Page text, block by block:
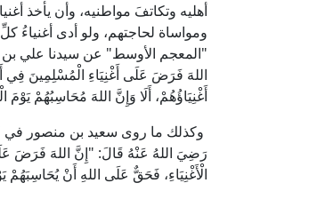
أهليه وتكاتفَ مواطنيه، وأن يأخذ
ومواساة لحاجتهم، ولو أدى أغنياءُ
"المعجم الأوسط" عن سيدنا علي
اللهَ فَرَضَ عَلَى أَغْنِيَاءِ الْمُسْلِمِينَ فِي
أَغْنِيَاؤُهُمْ، أَلَا وَإِنَّ اللهَ مُحَاسِبُهُمْ يَوْمَ
وكذلك ما روى سعيد بن منصور في
رَضِيَ اللهُ عَنْهُ قَالَ: "إِنَّ اللهَ فَرَضَ
الْأَغْنِيَاءِ، فَحَقٌّ عَلَى اللهِ أَنْ يُحَاسِبَهُمْ